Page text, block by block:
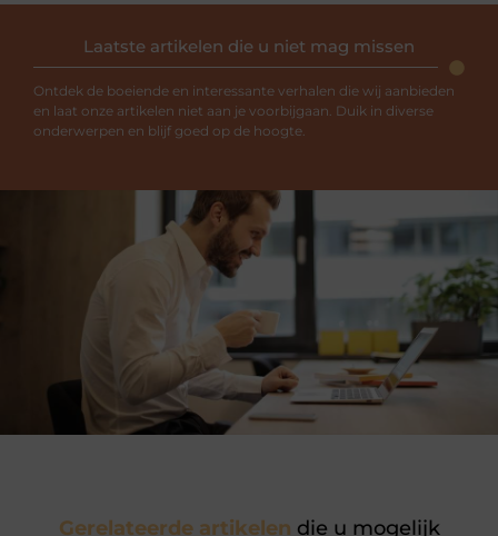
Laatste artikelen die u niet mag missen
Ontdek de boeiende en interessante verhalen die wij aanbieden
en laat onze artikelen niet aan je voorbijgaan. Duik in diverse
onderwerpen en blijf goed op de hoogte.
Gerelateerde artikelen die u mogelijk